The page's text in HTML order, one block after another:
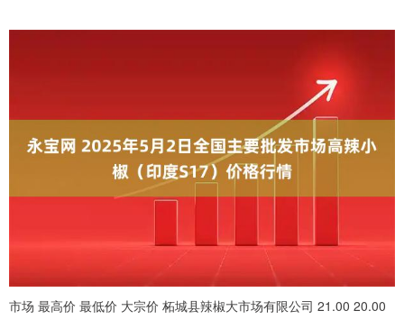
市场 最高价 最低价 大宗价 柘城县辣椒大市场有限公司 21.00 20.00